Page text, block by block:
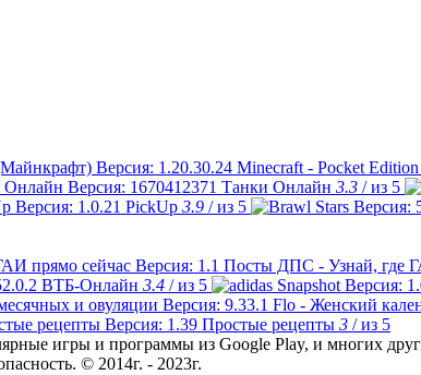
Minecraft - Pocket
Танки Онлайн 3.3 / из 5
PickUp 3.9 / из 5
Посты ДПС - Узнай, где
ВТБ-Онлайн 3.4 / из 5
Flo - Женский
Простые рецепты 3 / из 5
игры и программы из Google Play, и многих
© 2014г. - 2023г.